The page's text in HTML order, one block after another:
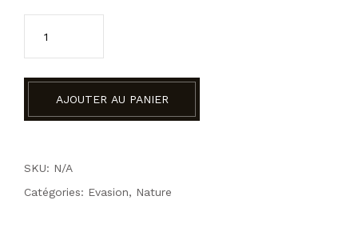
AJOUTER AU PANIER
SKU: N/A
Catégories: Evasion, Nature